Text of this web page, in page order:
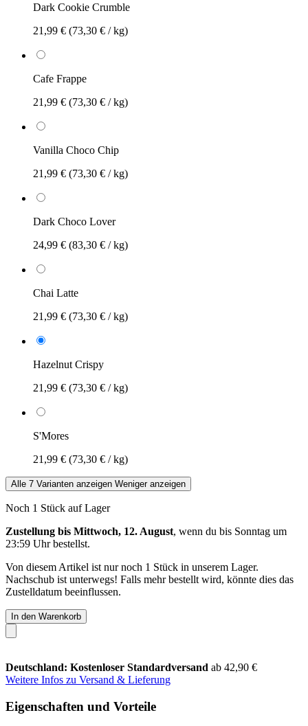
Dark Cookie Crumble
21,99 € (73,30 € / kg)
Cafe Frappe
21,99 € (73,30 € / kg)
Vanilla Choco Chip
21,99 € (73,30 € / kg)
Dark Choco Lover
24,99 € (83,30 € / kg)
Chai Latte
21,99 € (73,30 € / kg)
Hazelnut Crispy
21,99 € (73,30 € / kg)
S'Mores
21,99 € (73,30 € / kg)
Alle 7 Varianten anzeigen Weniger anzeigen
Noch 1 Stück auf Lager
Zustellung bis Mittwoch, 12. August, wenn du bis Sonntag um
23:59 Uhrbestellst.
Von diesem Artikel ist nur noch 1 Stück in unserem Lager.
Nachschub ist unterwegs! Falls mehr bestellt wird, könnte dies das
Zustelldatum beeinflussen.
In den Warenkorb
Deutschland: Kostenloser Standardversand ab 42,90 €
Weitere Infos zu Versand & Lieferung
Eigenschaften und Vorteile